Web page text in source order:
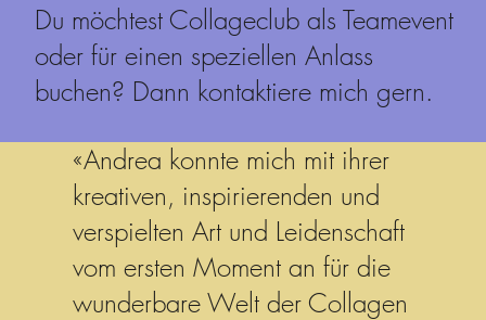
Du möchtest Collageclub als Teamevent
oder für einen speziellen Anlass
buchen? Dann kontaktiere mich gern.
«Andrea konnte mich mit ihrer
kreativen, inspirierenden und
verspielten Art und Leidenschaft
vom ersten Moment an für die
wunderbare Welt der Collagen